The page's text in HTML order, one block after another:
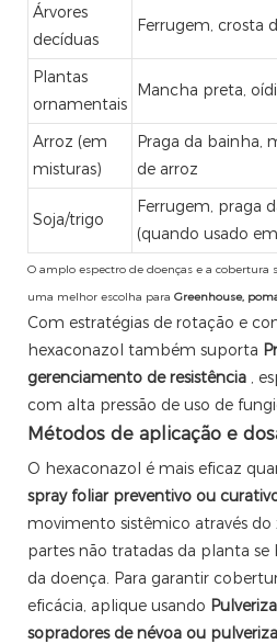
Árvores
decíduas
Ferrugem, crosta
Plantas
ornamentais
Mancha preta,
Arroz (em
misturas)
Praga da bainha,
de arroz
Soja/trigo
Ferrugem, praga
(quando usado
O amplo espectro de doenças e a cobertura
uma melhor escolha para Greenhouse,
Com estratégias de rotação e
hexaconazol também suporta
gerenciamento de resistência ,
com alta pressão de uso de
Métodos de aplicação e
O hexaconazol é mais eficaz
spray foliar preventivo ou
movimento sistêmico através
partes não tratadas da planta
da doença. Para garantir
eficácia, aplique usando
sopradores de névoa ou